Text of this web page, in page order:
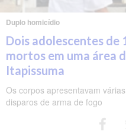
Duplo homicídio
Dois adolescentes de
mortos em uma área
Itapissuma
Os corpos apresentavam
disparos de arma de fogo